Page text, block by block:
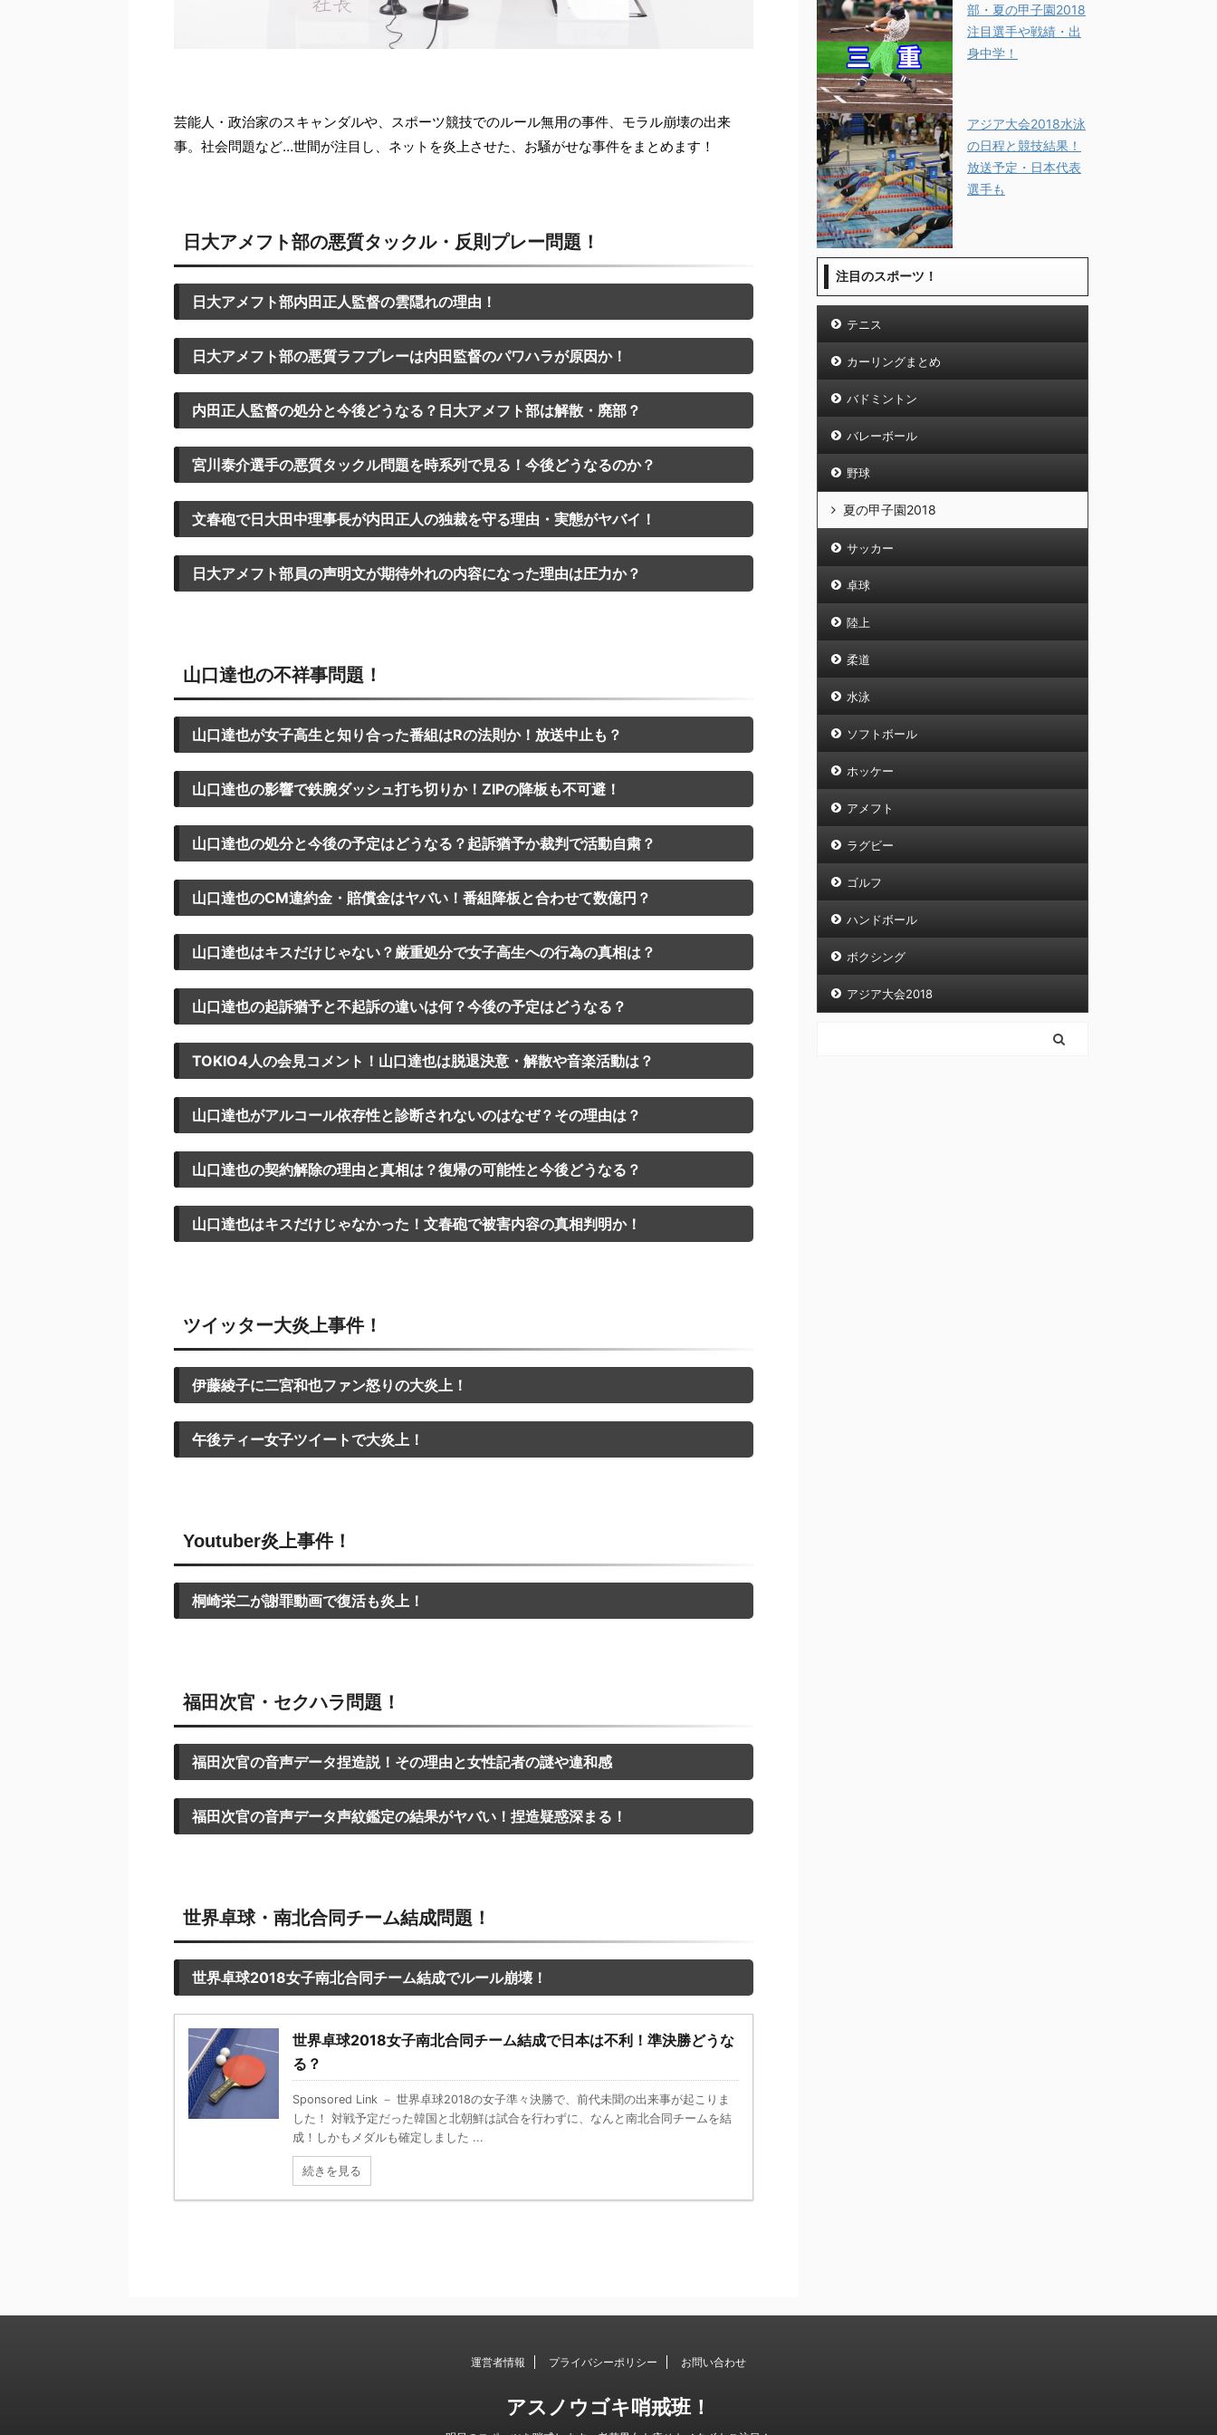
芸能人・政治家のスキャンダルや、スポーツ競技でのルール無用の事件、モラル崩壊の出来
事。社会問題など…世間が注目し、ネットを炎上させた、お騒がせな事件をまとめます！
日大アメフト部の悪質タックル・反則プレー問題！
日大アメフト部内田正人監督の雲隠れの理由！
日大アメフト部の悪質ラフプレーは内田監督のパワハラが原因か！
内田正人監督の処分と今後どうなる？日大アメフト部は解散・廃部？
宮川泰介選手の悪質タックル問題を時系列で見る！今後どうなるのか？
文春砲で日大田中理事長が内田正人の独裁を守る理由・実態がヤバイ！
日大アメフト部員の声明文が期待外れの内容になった理由は圧力か？
山口達也の不祥事問題！
山口達也が女子高生と知り合った番組はRの法則か！放送中止も？
山口達也の影響で鉄腕ダッシュ打ち切りか！ZIPの降板も不可避！
山口達也の処分と今後の予定はどうなる？起訴猶予か裁判で活動自粛？
山口達也のCM違約金・賠償金はヤバい！番組降板と合わせて数億円？
山口達也はキスだけじゃない？厳重処分で女子高生への行為の真相は？
山口達也の起訴猶予と不起訴の違いは何？今後の予定はどうなる？
TOKIO4人の会見コメント！山口達也は脱退決意・解散や音楽活動は？
山口達也がアルコール依存性と診断されないのはなぜ？その理由は？
山口達也の契約解除の理由と真相は？復帰の可能性と今後どうなる？
山口達也はキスだけじゃなかった！文春砲で被害内容の真相判明か！
ツイッター大炎上事件！
伊藤綾子に二宮和也ファン怒りの大炎上！
午後ティー女子ツイートで大炎上！
Youtuber炎上事件！
桐崎栄二が謝罪動画で復活も炎上！
福田次官・セクハラ問題！
福田次官の音声データ捏造説！その理由と女性記者の謎や違和感
福田次官の音声データ声紋鑑定の結果がヤバい！捏造疑惑深まる！
世界卓球・南北合同チーム結成問題！
世界卓球2018女子南北合同チーム結成でルール崩壊！
世界卓球2018女子南北合同チーム結成で日本は不利！準決勝どうな
る？
Sponsored Link － 世界卓球2018の女子準々決勝で、前代未聞の出来事が起こりま
した！ 対戦予定だった韓国と北朝鮮は試合を行わずに、なんと南北合同チームを結
成！しかもメダルも確定しました ...
続きを見る
部・夏の甲子園2018
注目選手や戦績・出
身中学！
アジア大会2018水泳
の日程と競技結果！
放送予定・日本代表
選手も
注目のスポーツ！
テニス
カーリングまとめ
バドミントン
バレーボール
野球
夏の甲子園2018
サッカー
卓球
陸上
柔道
水泳
ソフトボール
ホッケー
アメフト
ラグビー
ゴルフ
ハンドボール
ボクシング
アジア大会2018
運営者情報 プライバシーポリシー お問い合わせ
アスノウゴキ哨戒班！